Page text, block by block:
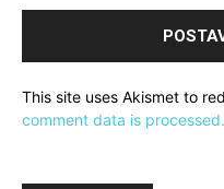
This site uses Akismet to
comment data is processed.